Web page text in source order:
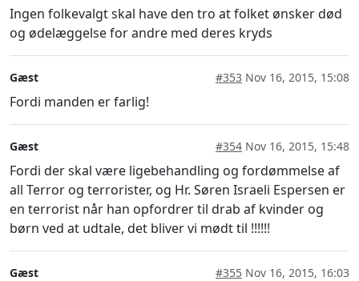
Ingen folkevalgt skal have den tro at folket ønsker død
og ødelæggelse for andre med deres kryds
Gæst #353 Nov 16, 2015, 15:08
Fordi manden er farlig!
Gæst #354 Nov 16, 2015, 15:48
Fordi der skal være ligebehandling og fordømmelse af
all Terror og terrorister, og Hr. Søren Israeli Espersen er
en terrorist når han opfordrer til drab af kvinder og
børn ved at udtale, det bliver vi mødt til !!!!!!
Gæst #355 Nov 16, 2015, 16:03